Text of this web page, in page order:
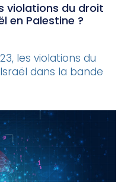
violations du droit
en Palestine ?
les violations du
dans la bande